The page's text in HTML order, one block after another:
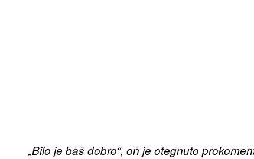
„Bilo je baš dobro“, on je otegnuto